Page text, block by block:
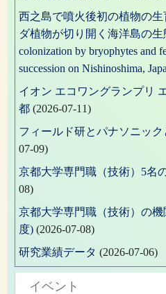
西之島で噴火後初の植物の
ダ植物が切り開く海洋島の
colonization by bryophytes and
succession on Nishinoshima,
イオン エコワングランプリ
都 (2026-07-11)
フィールド研とパナソニッ
07-09)
京都大学専門職（技術）5名
08)
京都大学専門職（技術）の
度) (2026-07-08)
研究業績データ (2026-07-06)
イベント